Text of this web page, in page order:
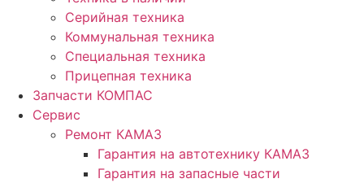
Серийная техника
Коммунальная техника
Специальная техника
Прицепная техника
Запчасти КОМПАС
Сервис
Ремонт КАМАЗ
Гарантия на автотехнику КАМАЗ
Гарантия на запасные части